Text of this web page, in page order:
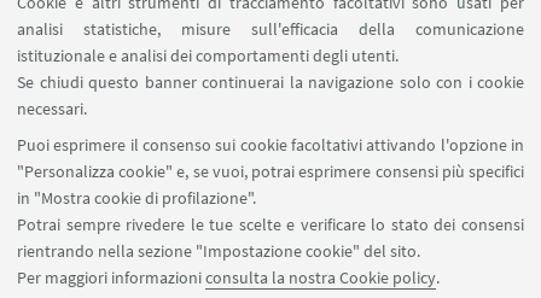
analisi statistiche, misure sull'efficacia della comunicazione
istituzionale e analisi dei comportamenti degli utenti.
Se chiudi questo banner continuerai la navigazione solo con i cookie
necessari.
Puoi esprimere il consenso sui cookie facoltativi attivando l'opzione in
"Personalizza cookie" e, se vuoi, potrai esprimere consensi più specifici
in "Mostra cookie di profilazione".
Potrai sempre rivedere le tue scelte e verificare lo stato dei consensi
rientrando nella sezione "Impostazione cookie" del sito.
Per maggiori informazioniconsulta la nostra Cookie policy.